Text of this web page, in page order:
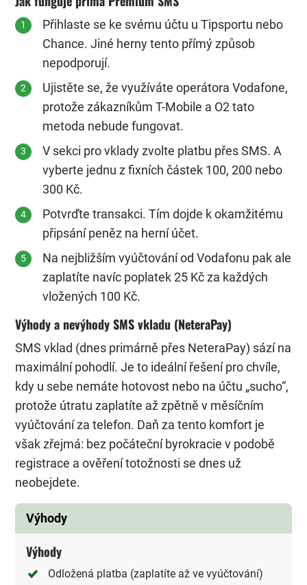
Přihlaste se ke svému účtu u Tipsportu nebo
Chance. Jiné herny tento přímý způsob
nepodporují.
Ujistěte se, že využíváte operátora Vodafone,
protože zákazníkům T-Mobile a O2 tato
metoda nebude fungovat.
V sekci pro vklady zvolte platbu přes SMS. A
vyberte jednu z fixních částek 100, 200 nebo
300 Kč.
Potvrďte transakci. Tím dojde k okamžitému
připsání peněz na herní účet.
Na nejbližším vyúčtování od Vodafonu pak ale
zaplatíte navíc poplatek 25 Kč za každých
vložených 100 Kč.
Výhody a nevýhody SMS vkladu (NeteraPay)
SMS vklad (dnes primárně přes NeteraPay) sází na
maximální pohodlí. Je to ideální řešení pro chvíle,
kdy u sebe nemáte hotovost nebo na účtu „sucho“,
protože útratu zaplatíte až zpětně v měsíčním
vyúčtování za telefon. Daň za tento komfort je
však zřejmá: bez počáteční byrokracie v podobě
registrace a ověření totožnosti se dnes už
neobejdete.
Výhody
Výhody
Odložená platba (zaplatíte až ve vyúčtování)